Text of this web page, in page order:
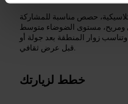
حصص مناسبة للمشاركة
ومريح، مستوى الضوضاء متوسط
زوار المنطقة بعد جولة أو
قبل عرض ثقافي.
خطط لزيارتك